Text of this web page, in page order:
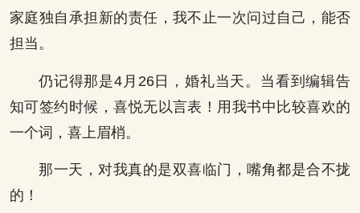
家庭独自承担新的责任，我不止一次问过自己，能否
担当。
仍记得那是4月26日，婚礼当天。当看到编辑告
知可签约时候，喜悦无以言表！用我书中比较喜欢的
一个词，喜上眉梢。
那一天，对我真的是双喜临门，嘴角都是合不拢
的！